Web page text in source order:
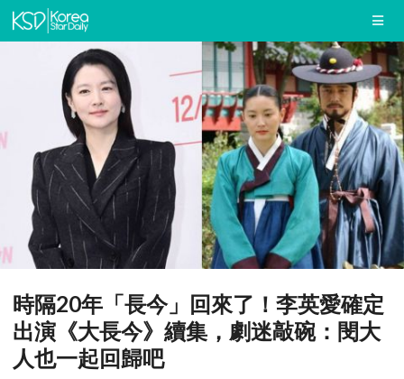
時隔20年「長今」回來了！李英愛確定
出演《大長今》續集，劇迷敲碗：閔大
人也一起回歸吧